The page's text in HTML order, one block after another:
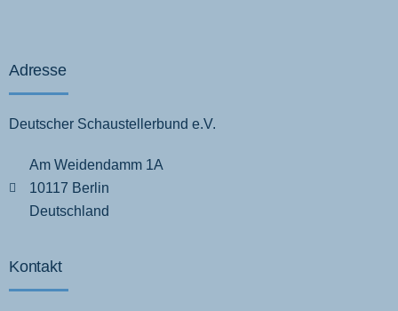
Adresse
Deutscher Schaustellerbund e.V.
Am Weidendamm 1A
10117 Berlin
Deutschland
Kontakt